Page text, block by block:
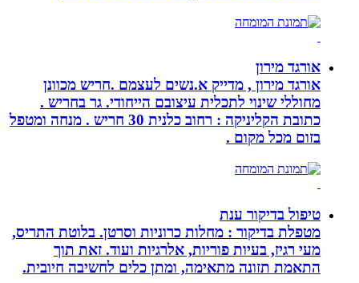
אורגד מירון
אורגד מירון , מדייק א.נשים לעצמם .חריש מכוונן
מחוללי שינוי לתכלית עיצובם הייחודי. גר בחריש .
כתובת הקליניקה : רחוב כלנית 30 חריש . מנחה ומטפל
בזום מכל מקום .
טיפול בדיקור ענת
מטפלת בדיקור : מחלות כרוניות וסרטן. בלוטת התריס,
מעי רגיז, בעיות פוריות, אלרגיות ועוד. זאת תוך
התאמת תזונה מתאימה, ומתן כלים לחשיבה חיובית.